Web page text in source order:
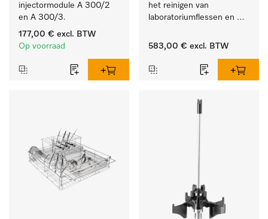
injectormodule A 300/2
en A 300/3.
177,00 € excl. BTW
Op voorraad
het reinigen van
laboratoriumflessen en
583,00 € excl. BTW